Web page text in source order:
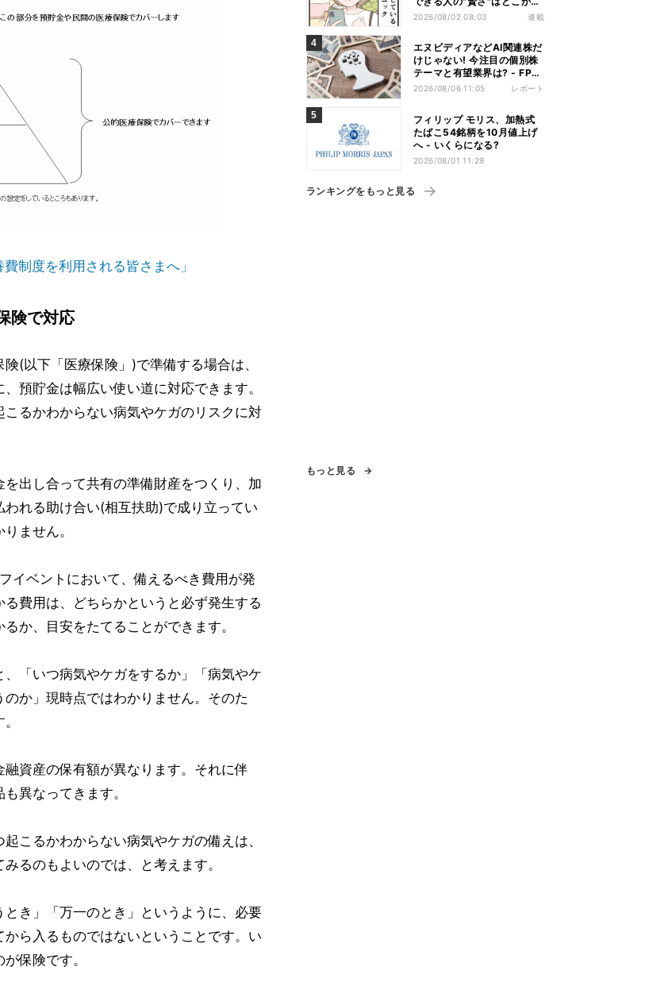
制度を利用される皆さまへ」
険で対応
(以下「医療保険」)で準備する場合は、
預貯金は幅広い使い道に対応できます。
るかわからない病気やケガのリスクに対
出し合って共有の準備財産をつくり、加
れる助け合い(相互扶助)で成り立ってい
ません。
イベントにおいて、備えるべき費用が発
費用は、どちらかというと必ず発生する
か、目安をたてることができます。
「いつ病気やケガをするか」「病気やケ
か」現時点ではわかりません。そのた
資産の保有額が異なります。それに伴
異なってきます。
こるかわからない病気やケガの備えは、
るのもよいのでは、と考えます。
き」「万一のとき」というように、必要
ら入るものではないということです。い
保険です。
ら? スーパーでの意外な習慣
2026/08/02 08:03 連載
エヌビディアなどAI関連株だ
けじゃない! 今注目の個別株
テーマと有望業界は? - FP解
説
2026/08/06 11:05 レポート
フィリップ モリス、加熱式
たばこ54銘柄を10月値上げ
へ - いくらになる?
2026/08/01 11:29
ランキングをもっと見る
もっと見る